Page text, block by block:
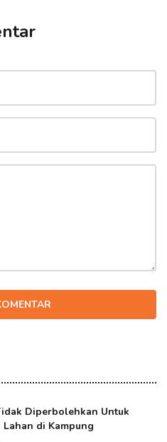
Diperbolehkan Untuk
Lahan di Kampung